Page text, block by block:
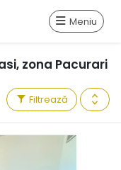
Meniu
zona Pacurari
Filtrează